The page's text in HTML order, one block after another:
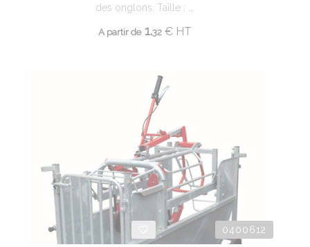
des onglons. Taille : ...
A partir de1.32 €HT
0400612